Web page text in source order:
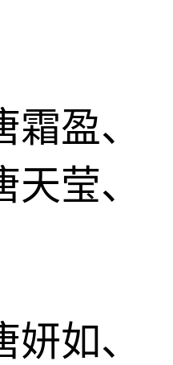
盈、
莹、
如、